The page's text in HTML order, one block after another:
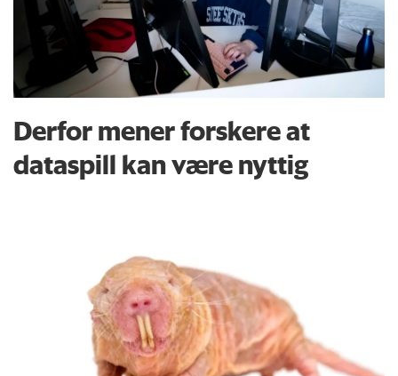
Derfor mener forskere at
dataspill kan være nyttig